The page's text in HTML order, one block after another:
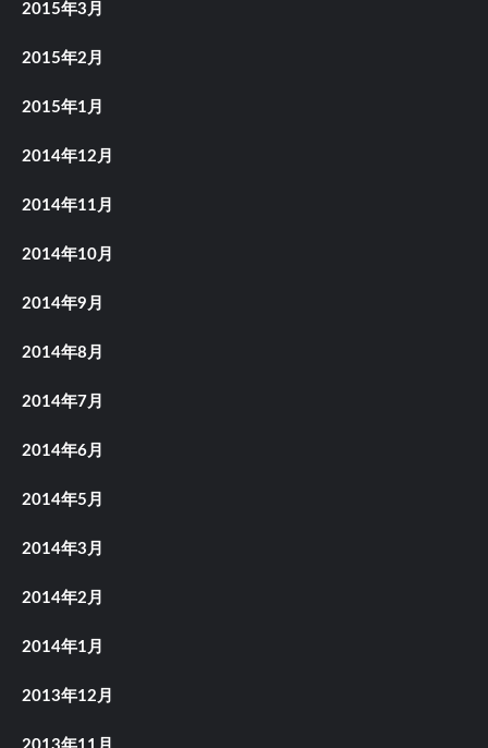
2015年3月
2015年2月
2015年1月
2014年12月
2014年11月
2014年10月
2014年9月
2014年8月
2014年7月
2014年6月
2014年5月
2014年3月
2014年2月
2014年1月
2013年12月